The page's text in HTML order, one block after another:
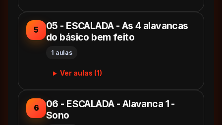
5
05 - ESCALADA - As 4 alavancas
do básico bem feito
1 aulas
Ver aulas (1)
6
06 - ESCALADA - Alavanca 1 -
Sono